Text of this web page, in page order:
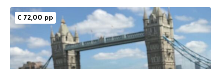
€ 72,00 pp